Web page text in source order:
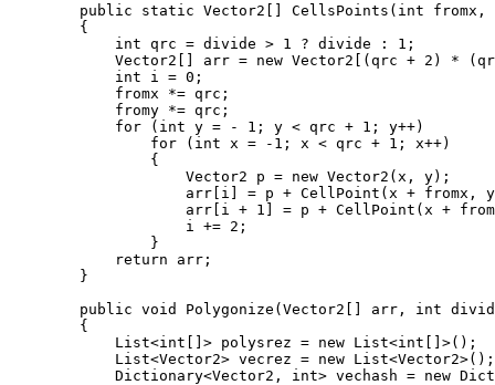
public static Vector2[] CellsPoints(int
        {
            int qrc = divide > 1 ? divide : 1;
Vector2[] arr = new Vector2[(qrc + 2) *
            int i = 0;
            fromx *= qrc;
            fromy *= qrc;
            for (int y = - 1; y < qrc + 1; y++)
                for (int x = -1; x < qrc + 1; x++)
                {
                    Vector2 p = new Vector2(x, y);
arr[i] = p + CellPoint(x + fromx,
arr[i + 1] = p + CellPoint(x +
                    i += 2;
                }
            return arr;
        }
public void Polygonize(Vector2[] arr, int
        {
            List<int[]> polysrez = new List<int[]>();
            List<Vector2> vecrez = new List<Vector2>();
Dictionary<Vector2, int> vechash = new